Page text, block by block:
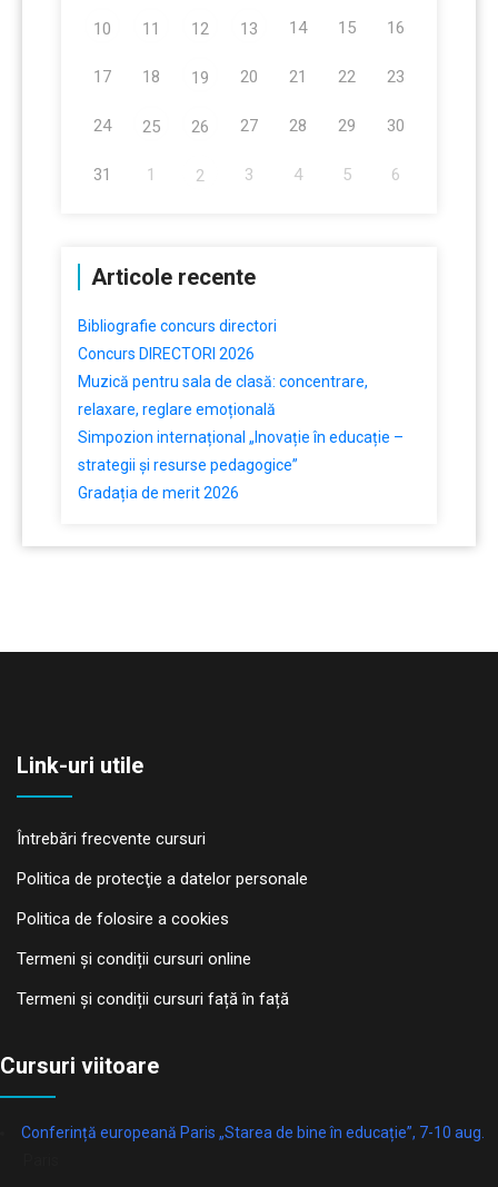
10 11 12 13 14 15 16
17 18 19 20 21 22 23
24 25 26 27 28 29 30
31 1 2 3 4 5 6
Articole recente
Bibliografie concurs directori
Concurs DIRECTORI 2026
Muzică pentru sala de clasă: concentrare,
relaxare, reglare emoțională
Simpozion internațional „Inovație în educație –
strategii și resurse pedagogice”
Gradația de merit 2026
Link-uri utile
Întrebări frecvente cursuri
Politica de protecţie a datelor personale
Politica de folosire a cookies
Termeni și condiții cursuri online
Termeni și condiții cursuri față în față
Cursuri viitoare
Conferință europeană Paris „Starea de bine în educație”, 7-10 aug.